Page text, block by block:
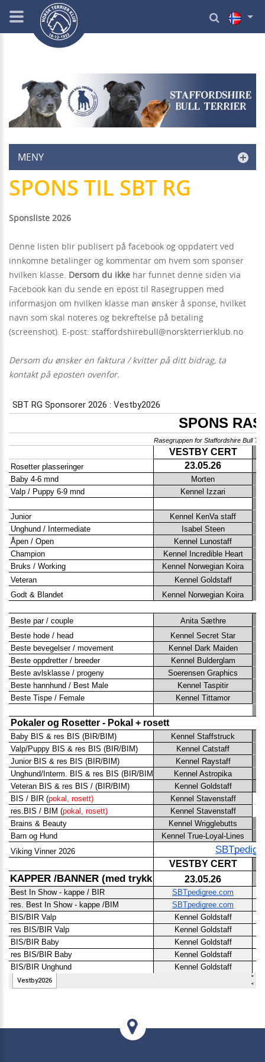
MENY
SPONS TIL SBT RG
Sponsliste 2026
Denne listen blir publisert på facebook og oppdatert ved
innkomne betalinger og kommentar om hvem som sponser
hvilken klasse. Dersom du ikke har funnet denne siden via
Facebook kan du sende en epost til Rasegruppen med
informasjon om hvilken klasse man ønsker å sponse, hvilket
navn som skal noteres og bekreftelse på betaling
(screenshot). E-post: staffordshirebull@norskterrierklub.no
Dersom du ønsker en faktura / kvitter på ditt bidrag, ta
kontakt på eposten ovenfor.